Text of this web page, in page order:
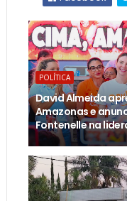
POLÍTICA
David Almeida
Amazonas e
Fontenelle na